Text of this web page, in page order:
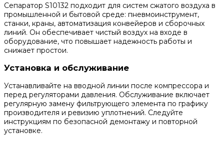
Сепаратор S10132 подходит для систем сжатого воздуха в
промышленной и бытовой среде: пневмоинструмент,
станки, краны, автоматизация конвейеров и сборочных
линий. Он обеспечивает чистый воздух на входе в
оборудование, что повышает надежность работы и
снижает простои.
Установка и обслуживание
Устанавливайте на вводной линии после компрессора и
перед регуляторами давления. Обслуживание включает
регулярную замену фильтрующего элемента по графику
производителя и ревизию уплотнений. Следуйте
инструкциям по безопасной демонтажу и повторной
установке.